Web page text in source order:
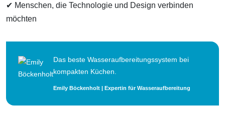
✔ Menschen, die Technologie und Design verbinden
möchten
Das beste Wasseraufbereitungssystem bei
kompakten Küchen.
Emily Böckenholt | Expertin für Wasseraufbereitung